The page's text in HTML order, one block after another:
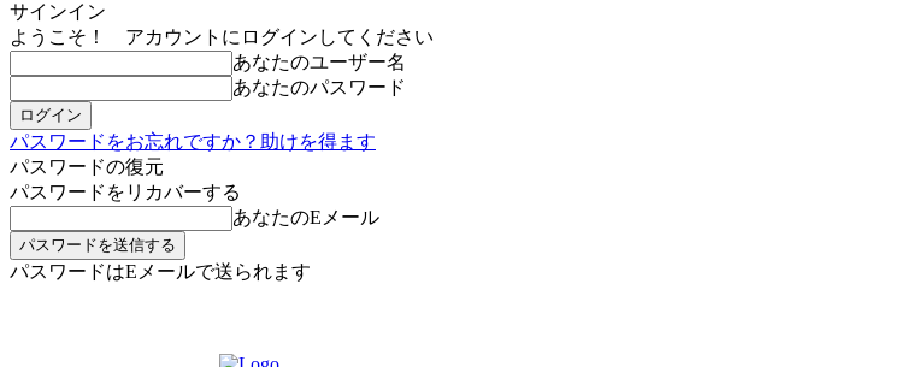
サインイン
ようこそ！ アカウントにログインしてください
あなたのユーザー名
あなたのパスワード
パスワードをお忘れですか？助けを得ます
パスワードの復元
パスワードをリカバーする
あなたのEメール
パスワードはEメールで送られます